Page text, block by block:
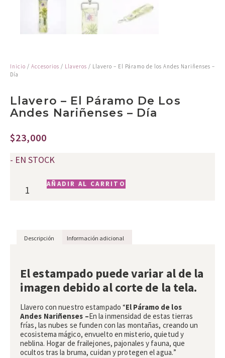
Inicio / Accesorios / Llaveros / Llavero – El Páramo de los Andes Nariñenses –
Día
Llavero – El Páramo De Los
Andes Nariñenses – Día
$23,000
- EN STOCK
AÑADIR AL CARRITO
Descripción Información adicional
El estampado puede variar al de la
imagen debido al corte de la tela.
Llavero con nuestro estampado “El Páramo de los
Andes Nariñenses –En la inmensidad de estas tierras
frías, las nubes se funden con las montañas, creando un
ecosistema mágico, envuelto en misterio, quietud y
neblina. Hogar de frailejones, pajonales y fauna, que
ocultos tras la bruma, cuidan y protegen el agua.”